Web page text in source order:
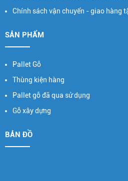
Chính sách vận chuyển - giao hàng
SẢN PHẨM
Pallet Gỗ
Thùng kiện hàng
Pallet gỗ đã qua sử dụng
Gỗ xây dựng
BẢN ĐỒ